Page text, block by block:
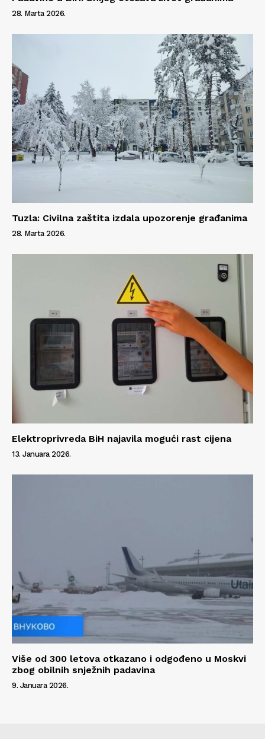
Kontakt
28. Marta 2026.
Tuzla: Civilna zaštita izdala upozorenje građanima
28. Marta 2026.
Elektroprivreda BiH najavila mogući rast cijena
13. Januara 2026.
Više od 300 letova otkazano i odgođeno u Moskvi
zbog obilnih snježnih padavina
9. Januara 2026.